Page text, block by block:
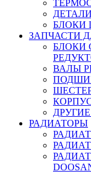
БЛОКИ
ЗАПЧАСТИ
БЛОКИ
ВАЛЫ
РАДИАТОРЫ